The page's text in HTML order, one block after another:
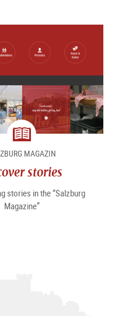
magazine
MAGAZIN
stories
stories in the “Salzburg
Magazine”